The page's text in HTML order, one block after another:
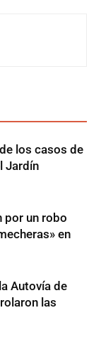
los casos de
Jardín
por un robo
en
Autovía de
las